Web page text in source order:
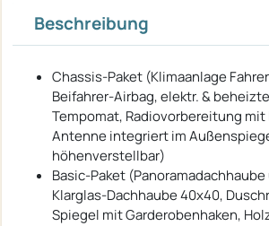
Beschreibung
Chassis-Paket (Klimaanlage
Beifahrer-Airbag, elektr. &
Tempomat, Radiovorbereitung
Antenne integriert im
höhenverstellbar)
Basic-Paket
Klarglas-Dachhaube 40x40,
Spiegel mit Garderobenhaken,